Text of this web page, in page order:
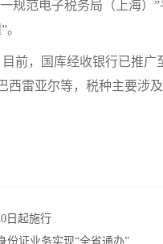
规范电子税务局（上海）
，国库经收银行已推广
雷亚尔等，税种主要涉
日起施行
份证业务实现“全省通办”